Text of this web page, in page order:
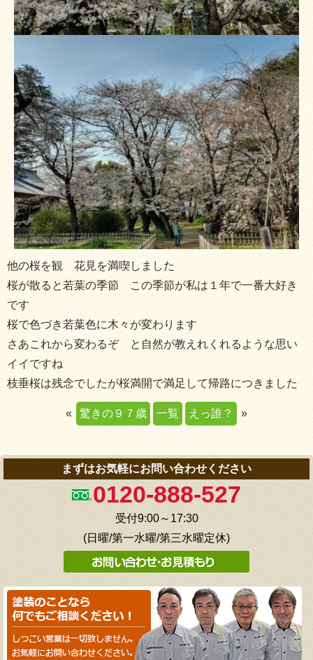
他の桜を観 花見を満喫しました
桜が散ると若葉の季節 この季節が私は１年で一番大好き
です
桜で色づき若葉色に木々が変わります
さあこれから変わるぞ と自然が教えれくれるような思い
イイですね
枝垂桜は残念でしたが桜満開で満足して帰路につきました
« 驚きの９７歳 一覧 えっ誰？ »
まずはお気軽にお問い合わせください
0120-888-527
受付9:00～17:30
(日曜/第一水曜/第三水曜定休)